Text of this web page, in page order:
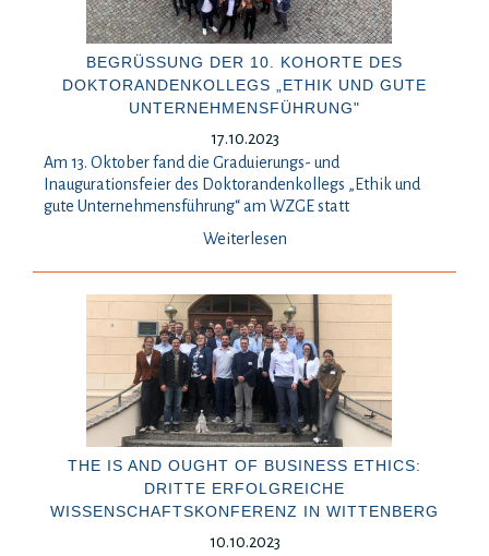
BEGRÜSSUNG DER 10. KOHORTE DES D
OKTORANDENKOLLEGS „ETHIK UND GUTE U
NTERNEHMENSFÜHRUNG"
17.10.2023
Am 13. Oktober fand die Graduierungs- und
Inaugurationsfeier des Doktorandenkollegs „Ethik und
gute Unternehmensführung“ am WZGE statt
Weiterlesen
THE IS AND OUGHT OF BUSINESS ETHICS:
DRITTE ERFOLGREICHE
WISSENSCHAFTSKONFERENZ IN WITTENBERG
10.10.2023